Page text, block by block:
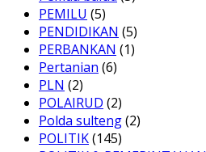
PEMILU (5)
PENDIDIKAN (5)
PERBANKAN (1)
Pertanian (6)
PLN (2)
POLAIRUD (2)
Polda sulteng(2)
POLITIK(145)